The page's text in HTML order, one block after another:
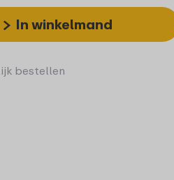
In winkelmand
bestellen